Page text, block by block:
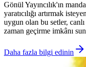
Gönül Yayıncılık'ın
yaratıcılığı artırmak
uygun olan bu setler,
zaman geçirme imkânı
Daha fazla bilgi edinin